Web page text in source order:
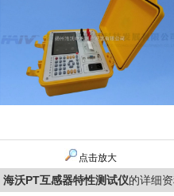
点击放大
海沃PT互感器特性测试仪的详细